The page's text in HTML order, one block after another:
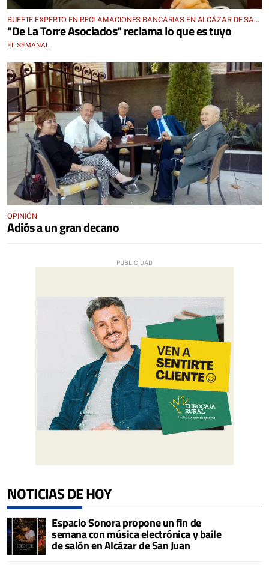
BUFETE EXPERTO EN RECLAMACIONES BANCARIAS EN ALCÁZAR DE SAN
JUAN
"De La Torre Asociados" reclama lo que es tuyo
EL SEMANAL
OPINIÓN
Adiós a un gran decano
NOTICIAS DE HOY
Espacio Sonora propone un fin de
semana con música electrónica y baile
de salón en Alcázar de San Juan